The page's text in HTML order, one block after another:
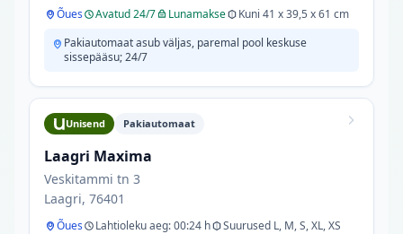
Õues Avatud 24/7 Lunamakse
Kuni 41 x 39,5 x 61 cm
Pakiautomaat asub väljas, paremal pool keskuse
sissepääsu; 24/7
Unisend Pakiautomaat
Laagri Maxima
Veskitammi tn 3
Laagri, 76401
Õues Lahtioleku aeg: 00:24 h
Suurused L, M, S, XL, XS